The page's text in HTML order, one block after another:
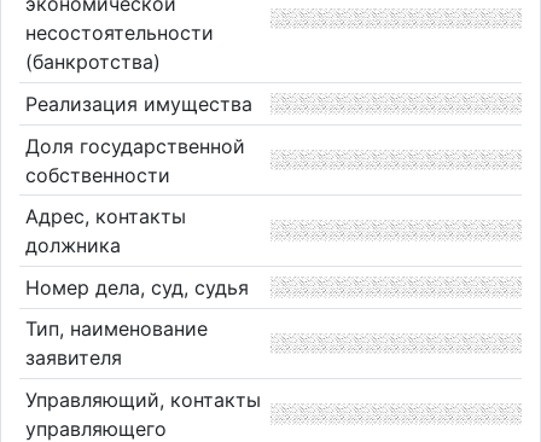
несостоятельности
(банкротства)
Реализация имущества
Доля государственной
собственности
Адрес, контакты
должника
Номер дела, суд, судья
Тип, наименование
заявителя
Управляющий, контакты
управляющего